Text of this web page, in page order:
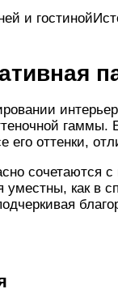
и
гаммы.
его оттенки,
сочетаются
уместны, как в